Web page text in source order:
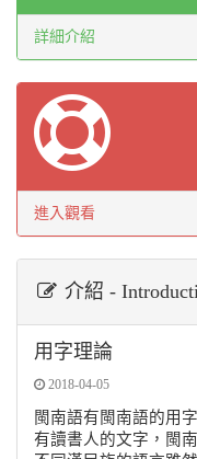
詳細介紹
進入觀看
介紹 -
用字理論
2018-04-05
閩南語有閩南語的用
有讀書人的文字，閩